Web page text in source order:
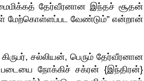
தேர்வீரனான இந்தச் சூதன்
மேற்கொள்ளப்பட வேண்டும்” என்றான்
சல்லியன், பெரும் தேர்வீரனான
நோக்கிச் சக்ரன் {இந்திரன்}